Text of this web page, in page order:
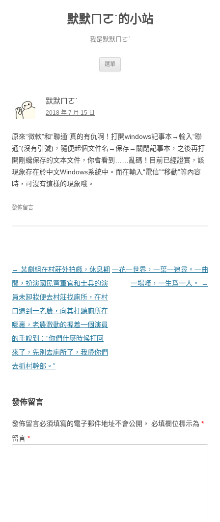
默默ㄇㄛˋ的小站
我是默默ㄇㄛˋ
選單
默默ㄇㄛˋ
2018 年 7 月 15 日
原來“微軟”和“聯通”真的有仇啊！打開windows記事本→輸入“聯
通”(沒有引號)，隨便起個文件名→保存→關閉記事本，之後再打
開剛纔保存的文本文件，你會看到……亂碼！目前已經證實，該
現象存在於中文Windows系統中。而在輸入“電信”“移動”等內容
時，可沒有這樣的現象哦。
發佈留言
文章導覽
← 某劇組在村莊外拍戲，休息期
間，扮演國民黨軍官和士兵的演
員未卸妝便去村莊找廁所，在村
口遇到一老農，向其打聽廁所在
哪裏，老農激動的握着一個演員
的手說到：“你們什麼時候打回
來了，先別去廁所了，我帶你們
去抓村幹部。”
一花一世界，一葉一追尋。一曲
一場嘆，一生爲一人。
→
發佈留言
發佈留言必須填寫的電子郵件地址不會公開。 必填欄位標示為 *
留言 *